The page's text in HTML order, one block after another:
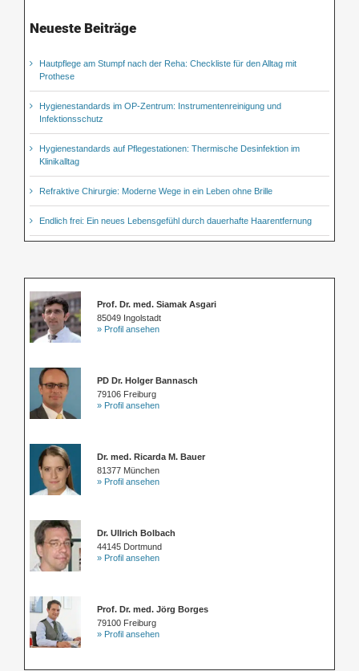
Neueste Beiträge
Hautpflege am Stumpf nach der Reha: Checkliste für den Alltag mit
Prothese
Hygienestandards im OP-Zentrum: Instrumentenreinigung und
Infektionsschutz
Hygienestandards auf Pflegestationen: Thermische Desinfektion im
Klinikalltag
Refraktive Chirurgie: Moderne Wege in ein Leben ohne Brille
Endlich frei: Ein neues Lebensgefühl durch dauerhafte Haarentfernung
Prof. Dr. med. Siamak Asgari
85049 Ingolstadt
» Profil ansehen
PD Dr. Holger Bannasch
79106 Freiburg
» Profil ansehen
Dr. med. Ricarda M. Bauer
81377 München
» Profil ansehen
Dr. Ullrich Bolbach
44145 Dortmund
» Profil ansehen
Prof. Dr. med. Jörg Borges
79100 Freiburg
» Profil ansehen